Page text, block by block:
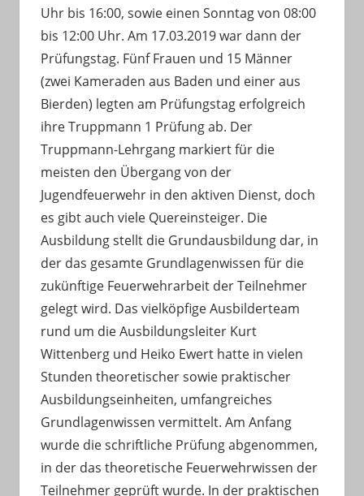
Uhr bis 16:00, sowie einen Sonntag von 08:00
bis 12:00 Uhr. Am 17.03.2019 war dann der
Prüfungstag. Fünf Frauen und 15 Männer
(zwei Kameraden aus Baden und einer aus
Bierden) legten am Prüfungstag erfolgreich
ihre Truppmann 1 Prüfung ab. Der
Truppmann-Lehrgang markiert für die
meisten den Übergang von der
Jugendfeuerwehr in den aktiven Dienst, doch
es gibt auch viele Quereinsteiger. Die
Ausbildung stellt die Grundausbildung dar, in
der das gesamte Grundlagenwissen für die
zukünftige Feuerwehrarbeit der Teilnehmer
gelegt wird. Das vielköpfige Ausbilderteam
rund um die Ausbildungsleiter Kurt
Wittenberg und Heiko Ewert hatte in vielen
Stunden theoretischer sowie praktischer
Ausbildungseinheiten, umfangreiches
Grundlagenwissen vermittelt. Am Anfang
wurde die schriftliche Prüfung abgenommen,
in der das theoretische Feuerwehrwissen der
Teilnehmer geprüft wurde. In der praktischen